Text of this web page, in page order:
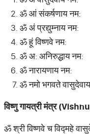
ॐ आं संकर्षणाय नम:
ॐ अं प्रद्युम्नाय नम:
ॐ हूं विष्णवे नम:
ॐ अ: अनिरुद्धाय नम:
ॐ नारायणाय नम:
ॐ नमो भगवते वासुदेवाय
विष्णुगायत्रीमंत्र
ॐ श्री विष्णवे च विद्महे